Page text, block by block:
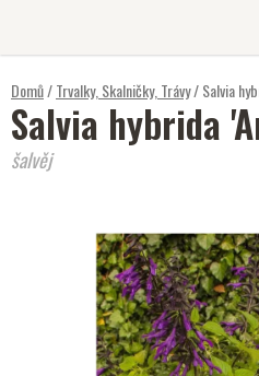
Domů/Trvalky, Skalničky, Trávy/Salvia
Salvia hybrida
šalvěj